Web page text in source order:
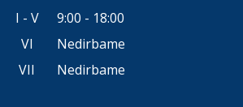
I - V
9:00 - 18:00
VI
Nedirbame
VII
Nedirbame